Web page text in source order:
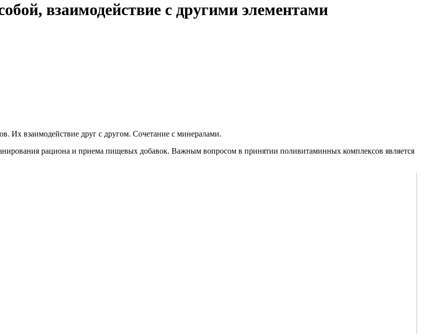
взаимодействие с другими элементами
Их взаимодействие друг с другом. Сочетание с минералами.
рациона и приема пищевых добавок. Важным вопросом в принятии поливитаминных комплексов является